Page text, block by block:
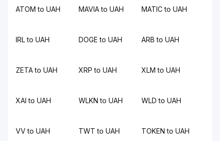
ATOM to UAH MAVIA to UAH MATIC to UAH
IRL to UAH DOGE to UAH ARB to UAH
ZETA to UAH XRP to UAH XLM to UAH
XAI to UAH WLKN to UAH WLD to UAH
VV to UAH TWT to UAH TOKEN to UAH